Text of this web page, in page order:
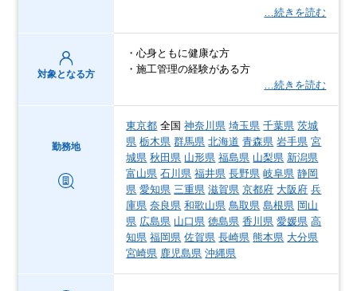
…続きを読む
対象となる方
・心身ともに健康な方
・施工管理の経験がある方
…続きを読む
勤務地
東京都 全国神奈川県 埼玉県 千葉県 茨城
県 栃木県 群馬県 北海道 青森県 岩手県 宮
城県 秋田県 山形県 福島県 山梨県 新潟県
富山県 石川県 福井県 長野県 岐阜県 静岡
県 愛知県 三重県 滋賀県 京都府 大阪府 兵
庫県 奈良県 和歌山県 鳥取県 島根県 岡山
県 広島県 山口県 徳島県 香川県 愛媛県 高
知県 福岡県 佐賀県 長崎県 熊本県 大分県
宮崎県 鹿児島県 沖縄県